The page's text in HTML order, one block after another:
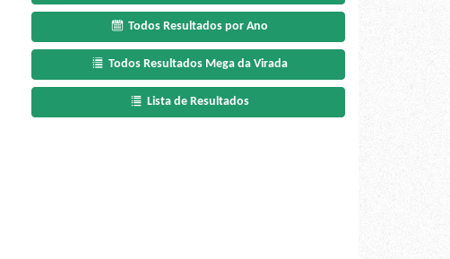
Todos Resultados por Ano
Todos Resultados Mega da Virada
Lista de Resultados